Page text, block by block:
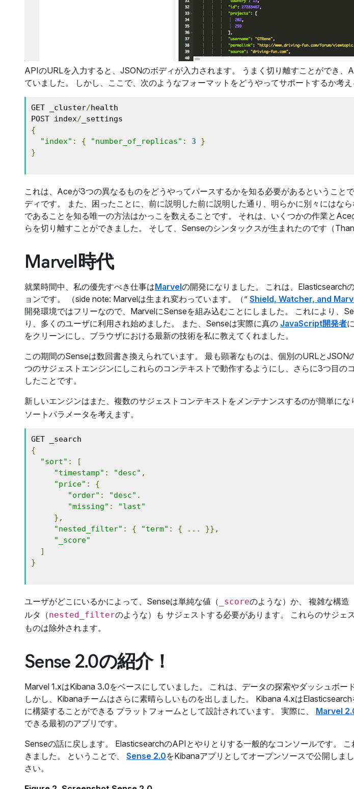
APIのURLを入力すると、JSONのボディが入力されます。 うまく切り離すことができ、
ていました。 しかし、ここで、次のようなフォーマットをどうやってサポートするか考え
GET _cluster/health
POST index/
{
"index" : { "number_of_replicas" : 3
}
}
これは、Aceが3つの異なるものをどうやってパースするかを知る必要があるということ
ディです。 また、困ったことに、前に説明した前に説明した通り、明らかに別々にはな
であることを知る唯一の方法はかっこを数えることです。 それは、いくつかの作業と
らを切り離すことができました。 そして、Senseのシンタックスが生まれたのです（
Marvel時代
就業時間中、私の優先すべき仕事はMarvelの開発になりました。 これは、Elasticsearch
ョンです。 （side note: Marvelは生まれ変わっています。（” Shield, Watcher, and
開発環境ではフリーなので、MarvelにSenseを組み込むことにしました。 これにより、
り、多くのユーザに利用され始めました。 また、Senseは実際に真の JavaScript開発者
をクリーンにし、ブラウザにおける最新の技術を私に教えてくれました。
この期間のSenseは数回書き換えられています。 最も顕著なものは、個別のURLとJSON
つのサジェストエンジンにしこれらのコンテキストで動作するようにし、さらに3つ目の
したことです。
新しいエンジンはまた、複数のサジェストコンテキストをメンテナンスするのが簡単にな
ソートパラメータを考えます。
{
"sort" :
[
"timestamp" : "desc" ,
"price" :
{
"order" : "desc" .
"missing" :
"last"
},
"nested_filter" : { "term" : { ...
}},
"_score"
]
}
ユーザがどこにいるかによって、Senseは単純な値（ _scoreのような）か、 複雑な構造
ルタ（nested_filterのような）も サジェストする必要があります。 これらのサジェ
ものは除外されます。
Sense 2.0の紹介！
Marvel 1.xはKibana 3.0をベースにしていました。 これは、データの探索やダッシュボー
しかし、Kibanaチームはさらに素晴らしいものを出しました。 Kibana 4.xは
に構築することができる プラットフォームとして設計されています。 実際に、 Marvel
できる最初のアプリです。
Senseの話に戻します。 ElasticsearchのAPIとやりとりする一般的なコンソールです。
きました。 ということで、 Sense 2.0をKibanaアプリとしてオープンソースで公開しま
さい。